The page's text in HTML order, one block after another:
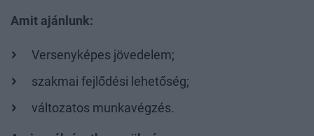
Amit ajánlunk:
Versenyképes jövedelem;
szakmai fejlődési lehetőség;
változatos munkavégzés.